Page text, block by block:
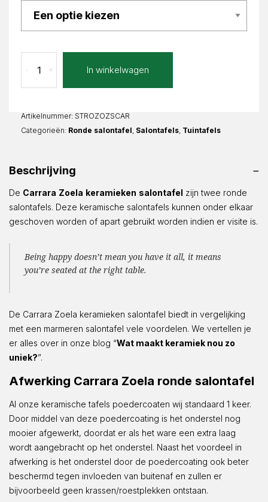
Zoela
Rond
+
- In winkelwagen
Artikelnummer: STROZOZSCAR
Categorieën: Ronde salontafel Salontafels Tuintafels
Beschrijving
De Carrara Zoela keramieken salontafel zijn twee ronde
salontafels. Deze keramische salontafels kunnen onder elkaar
geschoven worden of apart gebruikt worden indien er visite is.
Being happy doesn’t mean you have it all, it means
you’re seated at the right table.
De Carrara Zoela keramieken salontafel biedt in vergelijking
met een marmeren salontafel vele voordelen. We vertellen je
er alles over in onze blog “Wat maakt keramiek nou zo
uniek?”.
Afwerking Carrara Zoela ronde salontafel
Al onze keramische tafels poedercoaten wij standaard 1 keer.
Door middel van deze poedercoating is het onderstel nog
mooier afgewerkt, doordat er als het ware een extra laag
wordt aangebracht op het onderstel. Naast het voordeel in
afwerking is het onderstel door de poedercoating ook beter
beschermd tegen invloeden van buitenaf en zullen er
bijvoorbeeld geen krassen/roestplekken ontstaan.